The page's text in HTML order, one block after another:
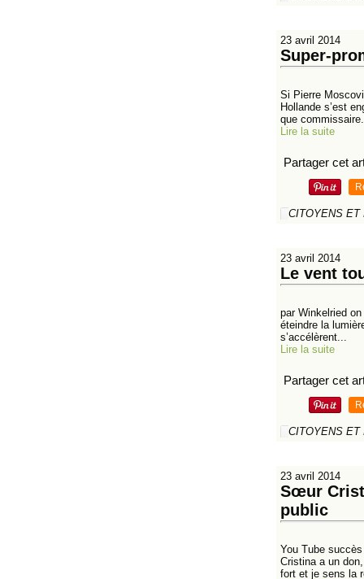
23 avril 2014
Super-
Si Pierre
Hollande s’est
que
Lire la suite
Partager cet
CITOYENS ET
23 avril 2014
Le vent
par Winkelried
éteindre la
s’accélèrent...
Lire la suite
Partager cet
CITOYENS ET
23 avril 2014
Sœur
public
You Tube
Cristina a un
fort et je sens la